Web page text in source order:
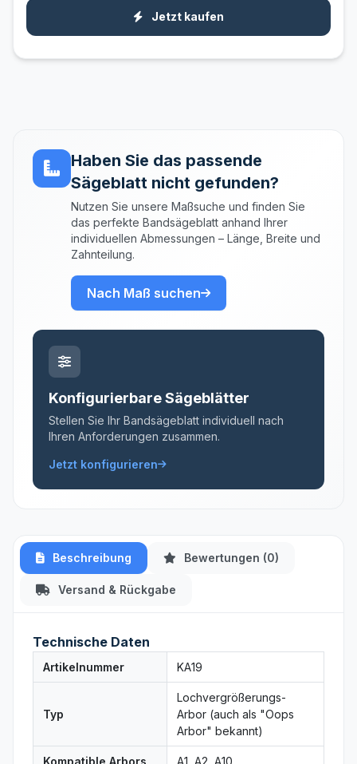
Jetzt kaufen
Haben Sie das passende
Sägeblatt nicht gefunden?
Nutzen Sie unsere Maßsuche und finden Sie
das perfekte Bandsägeblatt anhand Ihrer
individuellen Abmessungen – Länge, Breite und
Zahnteilung.
Nach Maß suchen
Konfigurierbare Sägeblätter
Stellen Sie Ihr Bandsägeblatt individuell nach
Ihren Anforderungen zusammen.
Jetzt konfigurieren
Beschreibung Bewertungen (0)
Versand & Rückgabe
Technische Daten
Artikelnummer KA19
Typ
Lochvergrößerungs-
Arbor (auch als "Oops
Arbor" bekannt)
Kompatible Arbors A1, A2, A10